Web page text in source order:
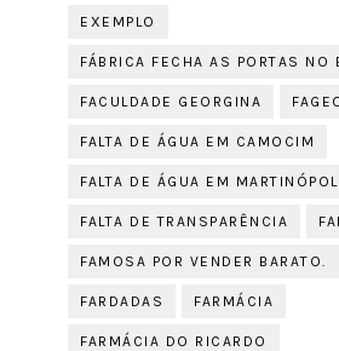
EXEMPLO
FÁBRICA FECHA AS PORTAS NO
FACULDADE GEORGINA
FALTA DE ÁGUA EM CAMOCIM
FALTA DE ÁGUA EM
FALTA DE TRANSPARÊNCIA
FAMOSA POR VENDER BARATO.
FARDADAS FARMÁCIA
FARMÁCIA DO RICARDO